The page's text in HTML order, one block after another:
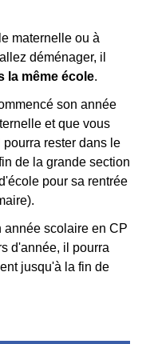
maternelle ou à
déménager, il
la même école.
son année
et que vous
rester dans le
de la grande section
pour sa rentrée
année scolaire en CP
d'année, il pourra
jusqu'à la fin de